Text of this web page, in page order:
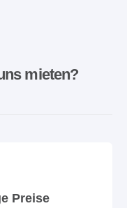
mieten?
Preise